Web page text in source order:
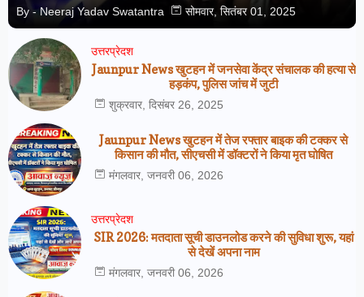
By - Neeraj Yadav Swatantra सोमवार, सितंबर 01, 2025
उत्तरप्रेदश
Jaunpur News खुटहन में जनसेवा केंद्र संचालक की हत्या से
हड़कंप, पुलिस जांच में जुटी
शुक्रवार, दिसंबर 26, 2025
Jaunpur News खुटहन में तेज रफ्तार बाइक की टक्कर से
किसान की मौत, सीएचसी में डॉक्टरों ने किया मृत घोषित
मंगलवार, जनवरी 06, 2026
उत्तरप्रेदश
SIR 2026: मतदाता सूची डाउनलोड करने की सुविधा शुरू, यहां
से देखें अपना नाम
मंगलवार, जनवरी 06, 2026